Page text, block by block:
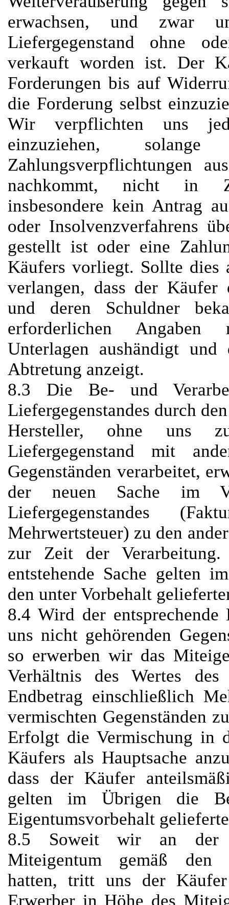
erwachsen, und zwar
Liefergegenstand ohne
verkauft worden ist. Der
Forderungen bis auf
die Forderung selbst
Wir verpflichten uns
einzuziehen,
Zahlungsverpflichtungen
nachkommt, nicht in
insbesondere kein Antrag
oder Insolvenzverfahrens
gestellt ist oder eine
Käufers vorliegt. Sollte
verlangen, dass der Käufer
und deren Schuldner
erforderlichen Angaben
Unterlagen aushändigt
Abtretung anzeigt.
8.3 Die Be- und
Liefergegenstandes durch
Hersteller, ohne uns
Liefergegenstand mit
Gegenständen verarbeitet,
der neuen Sache im
Liefergegenstandes
Mehrwertsteuer) zu den
zur Zeit der
entstehende Sache gelten
den unter Vorbehalt
8.4 Wird der entsprechende
uns nicht gehörenden
so erwerben wir das
Verhältnis des Wertes des
Endbetrag einschließlich
vermischten Gegenständen
Erfolgt die Vermischung in
Käufers als Hauptsache
dass der Käufer
gelten im Übrigen die
Eigentumsvorbehalt
8.5 Soweit wir an der
Miteigentum gemäß den
hatten, tritt uns der
Erwerber in Höhe des